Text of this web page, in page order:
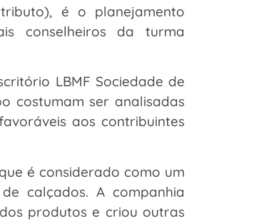
é o planejamento
conselheiros da turma
LBMF Sociedade de
costumam ser analisadas
aos contribuintes
é considerado como um
calçados. A companhia
produtos e criou outras